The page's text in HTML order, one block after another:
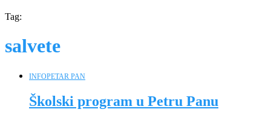
Tag:
salvete
INFOPETAR PAN
Školski program u Petru Panu